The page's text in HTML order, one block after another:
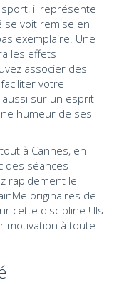
sport, il représente
se voit remise en
exemplaire. Une
les effets
associer des
votre
sur un esprit
humeur de ses
à Cannes, en
des séances
rapidement le
originaires de
cette discipline ! Ils
motivation à toute